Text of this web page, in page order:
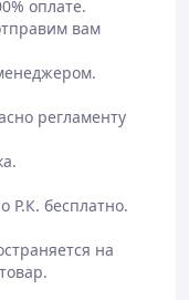
оплате.
вам
регламенту
Р.К. бесплатно.
на